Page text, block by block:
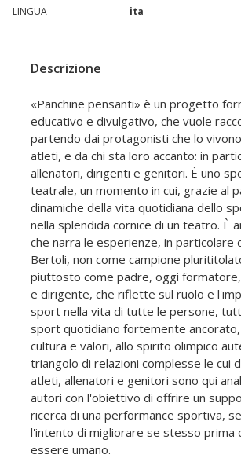
LINGUA
ita
Descrizione
«Panchine pensanti» è un progetto
educativo e divulgativo, che vuole
partendo dai protagonisti che lo
atleti, e da chi sta loro accanto: in
allenatori, dirigenti e genitori. È uno
teatrale, un momento in cui, grazie al
dinamiche della vita quotidiana dello
nella splendida cornice di un teatro. È
che narra le esperienze, in particolare
Bertoli, non come campione
piuttosto come padre, oggi
e dirigente, che riflette sul ruolo e
sport nella vita di tutte le persone,
sport quotidiano fortemente
cultura e valori, allo spirito olimpico
triangolo di relazioni complesse le cui
atleti, allenatori e genitori sono qui
autori con l'obiettivo di offrire un
ricerca di una performance sportiva,
l'intento di migliorare se stesso prima
essere umano.